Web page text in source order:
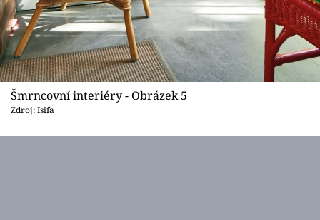
Šmrncovní interiéry - Obrázek 5
Zdroj: Isifa